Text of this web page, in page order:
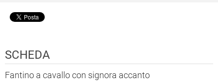
SCHEDA
Fantino a cavallo con signora accanto